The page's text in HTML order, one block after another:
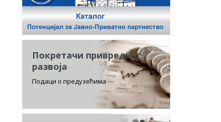
Покретачи привредног
развоја
Подаци о предузећима